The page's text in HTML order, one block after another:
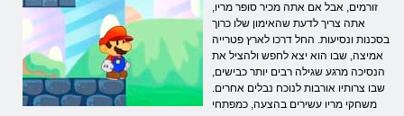
זורמים, אבל אם אתה מכיר סופר מריו,
אתה צריך לדעת שהאימון שלו כרוך
בסכנות ונסיעות. החל דרכו לארץ פטרייה
אמיצה, שבו הוא יצא לחפש ולהציל את
הנסיכה מרגע שגילה רבים יותר כבישים,
שבו צרותיו אורבות לנוכח נבלים אחרים.
משחקי מריו עשירים בהצעה, כמפתחי